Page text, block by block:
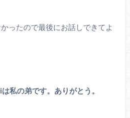
ったので最後にお話しできてよ
私の弟です。ありがとう。